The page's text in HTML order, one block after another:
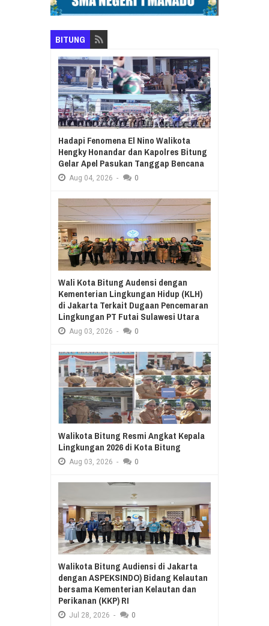
BITUNG
Hadapi Fenomena El Nino Walikota
Hengky Honandar dan Kapolres Bitung
Gelar Apel Pasukan Tanggap Bencana
Aug 04, 2026 - 0
Wali Kota Bitung Audensi dengan
Kementerian Lingkungan Hidup (KLH)
di Jakarta Terkait Dugaan Pencemaran
Lingkungan PT Futai Sulawesi Utara
Aug 03, 2026 - 0
Walikota Bitung Resmi Angkat Kepala
Lingkungan 2026 di Kota Bitung
Aug 03, 2026 - 0
Walikota Bitung Audiensi di Jakarta
dengan ASPEKSINDO) Bidang Kelautan
bersama Kementerian Kelautan dan
Perikanan (KKP) RI
Jul 28, 2026 - 0